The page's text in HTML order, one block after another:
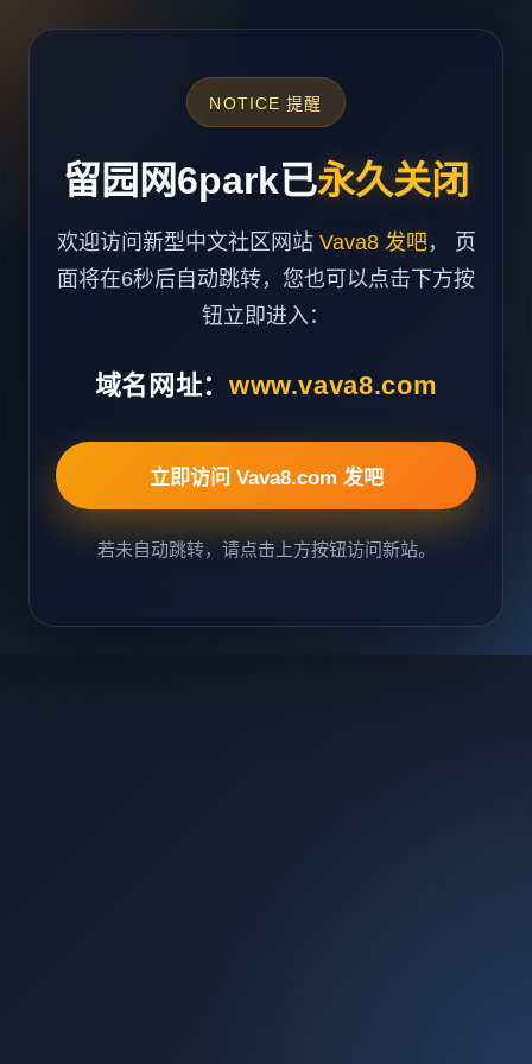
NOTICE 提醒
留园网6park已永久关闭
欢迎访问新型中文社区网站 Vava8 发吧， 页
面将在6秒后自动跳转，您也可以点击下方按
钮立即进入：
域名网址： www.vava8.com
立即访问 Vava8.com 发吧
若未自动跳转，请点击上方按钮访问新站。